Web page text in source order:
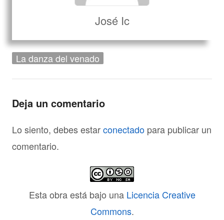
José Ic
La danza del venado
Deja un comentario
Lo siento, debes estarconectado para publicar un
comentario.
Esta obra está bajo una Licencia Creative
Commons.